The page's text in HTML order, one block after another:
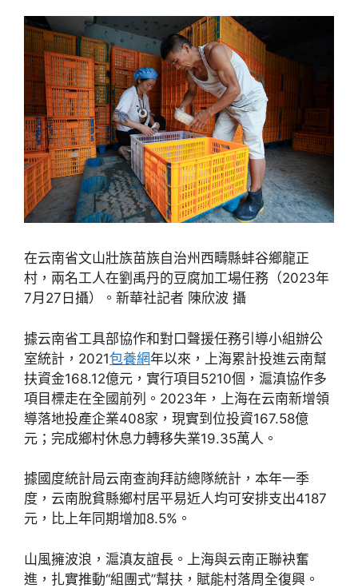
在云南省文山壯族苗族自治州西疇縣蚌谷鄉龍正
村，兩名工人在劉禹丹的豆腐加工場任務（2023年
7月27日攝）。新華社記者 陳欣波 攝
據云南省工具部協作和對口聲援任務引導小組辦公
室統計，2021包養網年以來，上海累計投進云南幫
扶資金168.12億元，實行項目5210個，滬滇協作多
項目標走在全國前列。2023年，上海在云南新增領
導落地投產企業408家，現實到位投資167.58億
元；完成鄉村休息力轉移失業19.35萬人。
據國度統計局云南查詢拜訪總隊統計，本年一季
度，云南脫貧縣鄉村居平易近人均可安排支出4187
元，比上年同期增加8.5%。
山風擁波浪，滬滇友誼長。上海與云南正聯袂奮
進，扎實推動“組團式”幫扶，賦能村落周全復興。